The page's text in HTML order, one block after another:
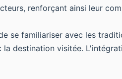
renforçant ainsi leur
se familiariser avec les
destination visitée.